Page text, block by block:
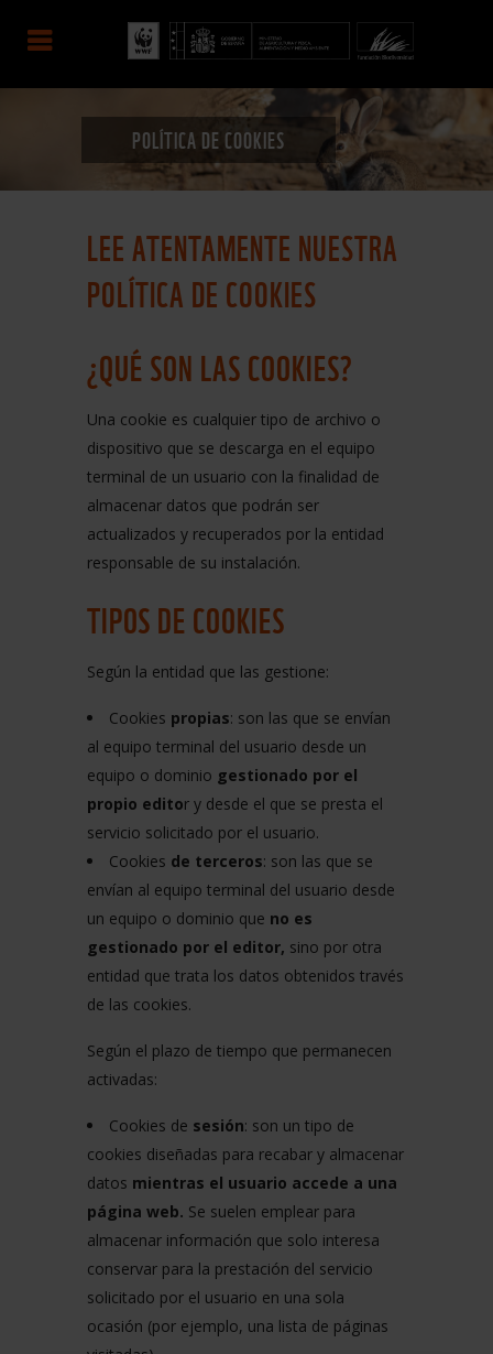
POLÍTICA DE COOKIES
LEE ATENTAMENTE NUESTRA
POLÍTICA DE COOKIES
¿QUÉ SON LAS COOKIES?
Una cookie es cualquier tipo de archivo o
dispositivo que se descarga en el equipo
terminal de un usuario con la finalidad de
almacenar datos que podrán ser
actualizados y recuperados por la entidad
responsable de su instalación.
TIPOS DE COOKIES
Según la entidad que las gestione:
Cookies propias: son las que se envían
al equipo terminal del usuario desde un
equipo o dominio gestionado por el
propio editor y desde el que se presta el
servicio solicitado por el usuario.
Cookies de terceros: son las que se
envían al equipo terminal del usuario desde
un equipo o dominio que no es
gestionado por el editor, sino por otra
entidad que trata los datos obtenidos través
de las cookies.
Según el plazo de tiempo que permanecen
activadas:
Cookies de sesión: son un tipo de
cookies diseñadas para recabar y almacenar
datos mientras el usuario accede a una
página web. Se suelen emplear para
almacenar información que solo interesa
conservar para la prestación del servicio
solicitado por el usuario en una sola
ocasión (por ejemplo, una lista de páginas